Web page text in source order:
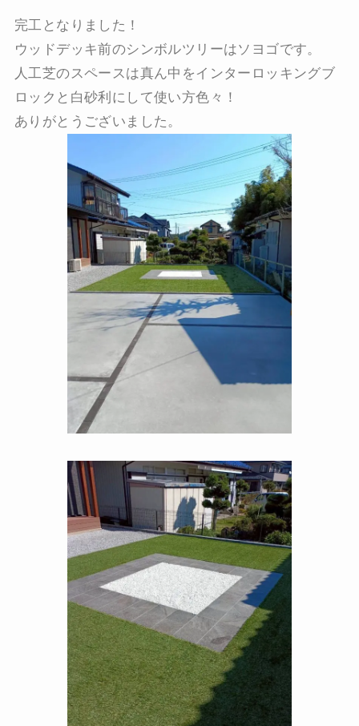
完工となりました！
ウッドデッキ前のシンボルツリーはソヨゴです。
人工芝のスペースは真ん中をインターロッキングブ
ロックと白砂利にして使い方色々！
ありがとうございました。